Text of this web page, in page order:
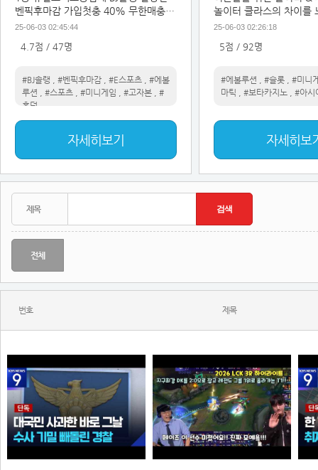
벤픽후마감 가입첫충 40% 무한매충이
벤트
25-06-03 02:45:44
4.7점 / 47명
#BJ솔랭 #벤픽후마감 #E스포츠
#에볼
루션
#스포츠 #미니게임 #고자본
#
홀덤
자세히보기
놀이터 클라스의 차이를
25-06-03 02:26:18
5점 / 92명
#에볼루션 #슬롯
#미니
마틱
#보타카지노 #아시
자세히보
전체
번호 제목